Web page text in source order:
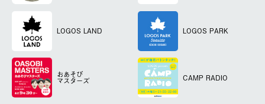
LOGOS LAND LOGOS PARK
おあそび
マスターズ CAMP RADIO